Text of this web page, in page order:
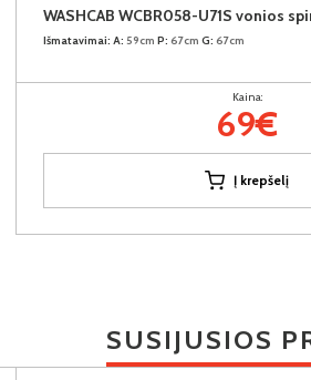
WASHCAB WCBR058-U71S vonios
Išmatavimai: A: 59cm P: 67cm G: 67cm
Kaina:
69€
Į krepšelį
SUSIJUSIOS